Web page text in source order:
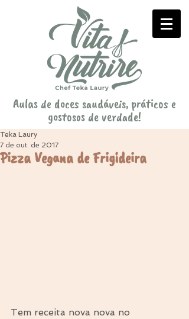
Aulas de doces saudáveis, práticos e
gostosos de verdade!
Pizza Vegana de Frigideira
Teka Laury
7 de out. de 2017
Tem receita nova nova no